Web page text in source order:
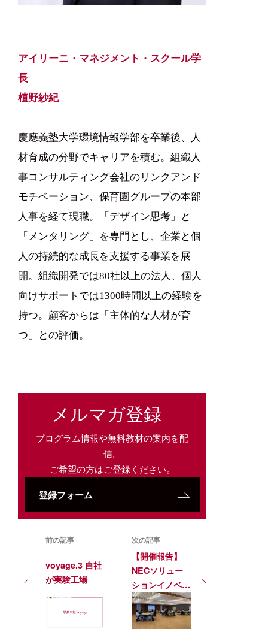
アイリーニ・マネジメント・スクール学
長
植野紗紀
慶應義塾大学環境情報学部を卒業後、人
材育成の分野でキャリアを積む。組織人
事コンサルティング会社のリンクアンド
モチベーション、保育園グループの本部
人事を経て現職。「デザイン思考」と
「メンタリング」を専門とし、企業と個
人の持続的な成長を支援する事業を展
開。組織開発では80社以上の法人、個人
向けサポートでは1300時間以上の経験を
持つ。顧客からは「主体的な人材が育
つ」との評価。
メルマガ登録
プログラム情報や無料教材の案内を配
信。
ご希望の方はご登録ください。
登録フォーム
前の記事
voyage.3 自社
が実験工場
次の記事
【開催報告】
NECソリュー
ションイノベー
タ株式会社にて
「デザイン思考
マスタークラ